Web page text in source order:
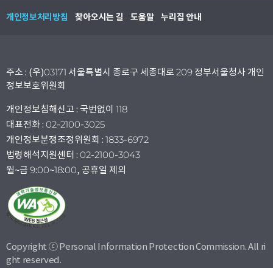
개인정보처리방침 찾아오시는 길 도움말 누리집 안내
주소 : (우)03171 서울특별시 종로구 세종대로 209 정부서울청사 개인
정보보호위원회
개인정보침해신고 : 국번없이 118
대표전화 : 02-2100-3025
개인정보분쟁조정위원회 : 1833-6972
법령해석지원센터 : 02-2100-3043
월~금 9:00~18:00, 공휴일 제외
Copyright ⓒ Personal Information Protection Commission. All ri
ght reserved.